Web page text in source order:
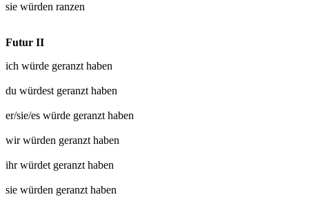
sie würden ranzen
Futur II
ich würde geranzthaben
du würdest geranzthaben
er/sie/es würde geranzthaben
wir würden geranzthaben
ihr würdet geranzthaben
sie würden geranzthaben